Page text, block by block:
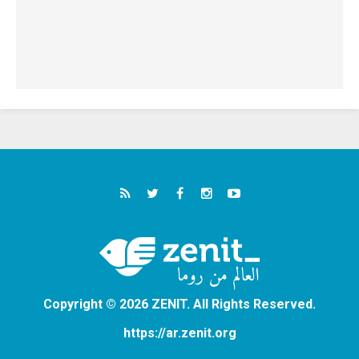
Copyright © 2026 ZENIT. All Rights Reserved.
https://ar.zenit.org